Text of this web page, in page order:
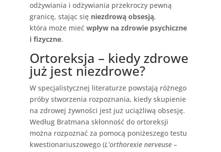
odżywiania i odżywiania przekroczy pewną
granicę, stając się niezdrową obsesją,
która może mieć wpływ na zdrowie psychiczne
i fizyczne.
Ortoreksja – kiedy zdrowe
już jest niezdrowe?
W specjalistycznej literaturze powstają różnego
próby stworzenia rozpoznania, kiedy skupienie
na zdrowej żywności jest już uciążliwą obsesję.
Według Bratmana skłonność do ortoreksji
można rozpoznać za pomocą poniżeszego testu
kwestionariuszowego (L’orthorexie nerveuse –